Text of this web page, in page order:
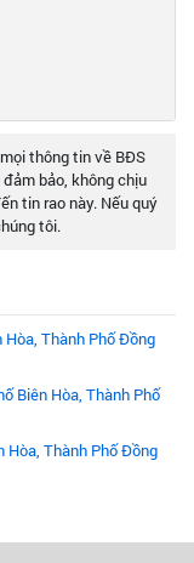
thông tin về BĐS
bảo, không chịu
tin rao này. Nếu quý
tôi.
Thành Phố Đồng
Biên Hòa, Thành Phố
Hòa, Thành Phố Đồng